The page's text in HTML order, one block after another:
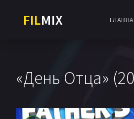
FILMIX
«День Отца»